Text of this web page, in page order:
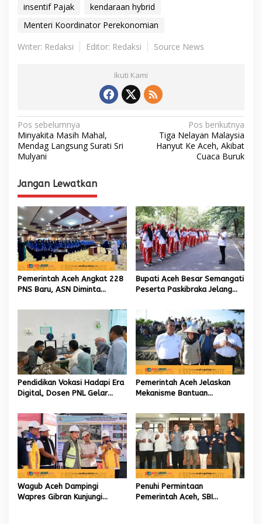
insentif Pajak
kendaraan hybrid
Menteri Koordinator Perekonomian
Writer: Redaksi
Editor: Redaksi Source News
Ikuti Kami
N
a
v
i
g
a
s
i
p
o
s
Pos sebelumnya
Minyakita Masih Mahal,
Mendag Langsung Surati Sri
Mulyani
Pos berikutnya
Tiga Nelayan Malaysia
Hanyut Ke Aceh, Akibat
Cuaca Buruk
Jangan Lewatkan
Pemerintah Aceh Angkat 228
PNS Baru, ASN Diminta
Tinggi
Bupati Aceh Besar Semangati
Peserta Paskibraka Jelang
Pendidikan Vokasi Hadapi Era
Digital, Dosen PNL Gelar
Guru Produktif SMK
Pemerintah Aceh Jelaskan
Mekanisme Bantuan
Pemulihan Sawah dan Kebun
Wagub Aceh Dampingi
Wapres Gibran Kunjungi
Penuhi Permintaan
Pemerintah Aceh, SBI